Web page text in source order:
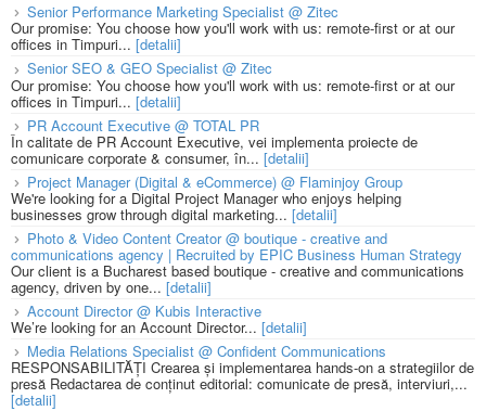
Senior Performance Marketing Specialist @ Zitec
Our promise: You choose how you'll work with us: remote-first or at our
offices in Timpuri... [detalii]
Senior SEO & GEO Specialist @ Zitec
Our promise: You choose how you'll work with us: remote-first or at our
offices in Timpuri... [detalii]
PR Account Executive @ TOTAL PR
În calitate de PR Account Executive, vei implementa proiecte de
comunicare corporate & consumer, în... [detalii]
Project Manager (Digital & eCommerce) @ Flaminjoy Group
We're looking for a Digital Project Manager who enjoys helping
businesses grow through digital marketing... [detalii]
Photo & Video Content Creator @ boutique - creative and
communications agency | Recruited by EPIC Business Human Strategy
Our client is a Bucharest based boutique - creative and communications
agency, driven by one... [detalii]
Account Director @ Kubis Interactive
We’re looking for an Account Director... [detalii]
Media Relations Specialist @ Confident Communications
RESPONSABILITĂȚI Crearea și implementarea hands-on a strategiilor de
presă Redactarea de conținut editorial: comunicate de presă, interviuri,...
[detalii]